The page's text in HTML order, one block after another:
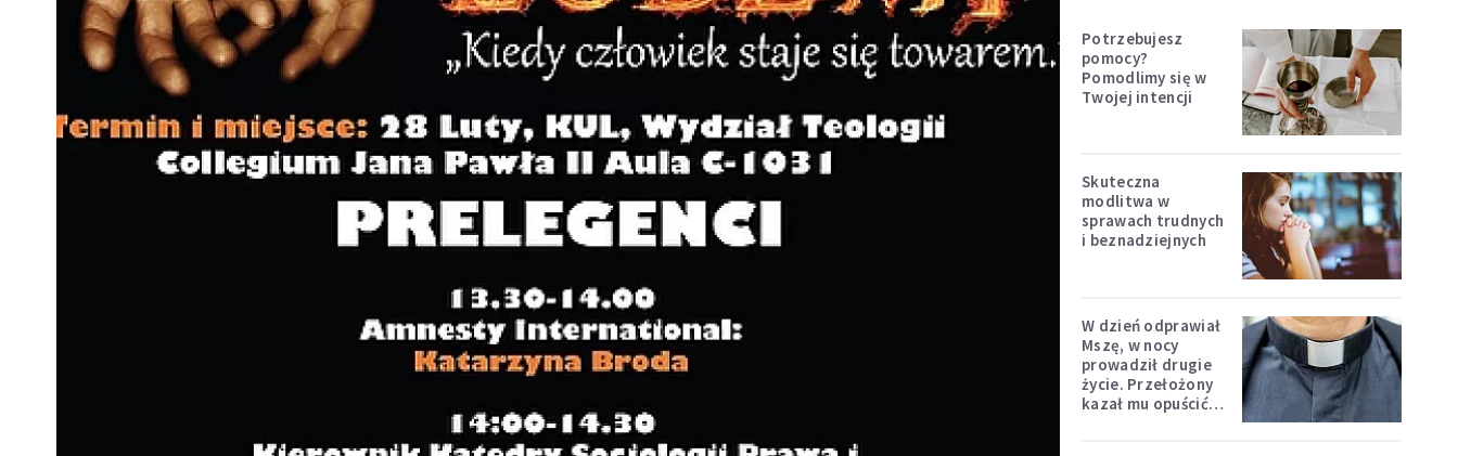
Potrzebujesz
pomocy?
Pomodlimy się w
Twojej intencji
Skuteczna
modlitwa w
sprawach trudnych
i beznadziejnych
W dzień odprawiał
Mszę, w nocy
prowadził drugie
życie. Przełożony
kazał mu opuścić